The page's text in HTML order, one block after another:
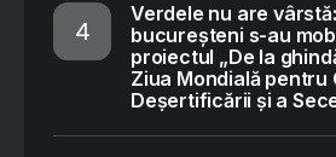
Verdele nu are
bucureșteni s-au
proiectul „De la
Ziua Mondială pentru
Deșertificării și a